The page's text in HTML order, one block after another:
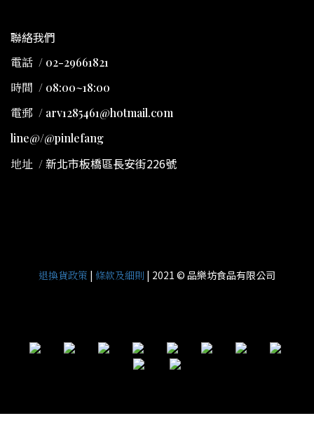
聯絡我們
電話 / 02-29661821
時間 / 08:00~18:00
電郵 / arv1285461@hotmail.com
line@/@pinlefang
地址 /新北市板橋區長安街226號
退換貨政策 | 條款及細則 | 2021 © 品樂坊食品有限公司